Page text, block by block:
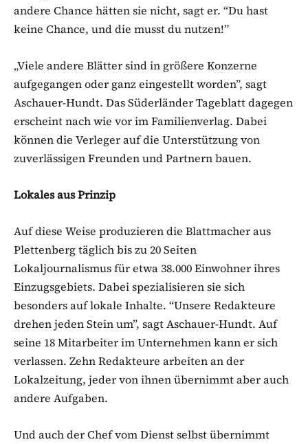
andere Chance hätten sie nicht, sagt er. “Du hast
keine Chance, und die musst du nutzen!”
„Viele andere Blätter sind in größere Konzerne
aufgegangen oder ganz eingestellt worden”, sagt
Aschauer-Hundt. Das Süderländer Tageblatt dagegen
erscheint nach wie vor im Familienverlag. Dabei
können die Verleger auf die Unterstützung von
zuverlässigen Freunden und Partnern bauen.
Lokales aus Prinzip
Auf diese Weise produzieren die Blattmacher aus
Plettenberg täglich bis zu 20 Seiten
Lokaljournalismus für etwa 38.000 Einwohner ihres
Einzugsgebiets. Dabei spezialisieren sie sich
besonders auf lokale Inhalte. “Unsere Redakteure
drehen jeden Stein um”, sagt Aschauer-Hundt. Auf
seine 18 Mitarbeiter im Unternehmen kann er sich
verlassen. Zehn Redakteure arbeiten an der
Lokalzeitung, jeder von ihnen übernimmt aber auch
andere Aufgaben.
Und auch der Chef vom Dienst selbst übernimmt